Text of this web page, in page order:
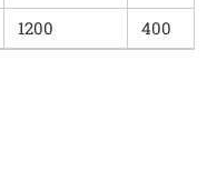
1200 400